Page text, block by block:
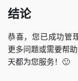
结论
恭喜，您已成功管
更多问题或需要帮
天都为您服务！🙂